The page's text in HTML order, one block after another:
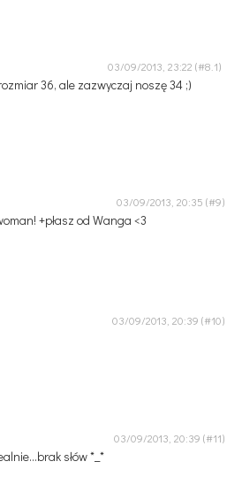
03/09/2013, 23:22
36, ale zazwyczaj noszę 34 ;)
03/09/2013, 20:35
+płasz od Wanga <3
03/09/2013, 20:39
03/09/2013, 20:39
słów *_*